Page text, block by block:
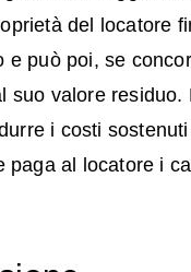
del locatore
e può poi, se
suo valore residuo.
i costi
paga al locatore i